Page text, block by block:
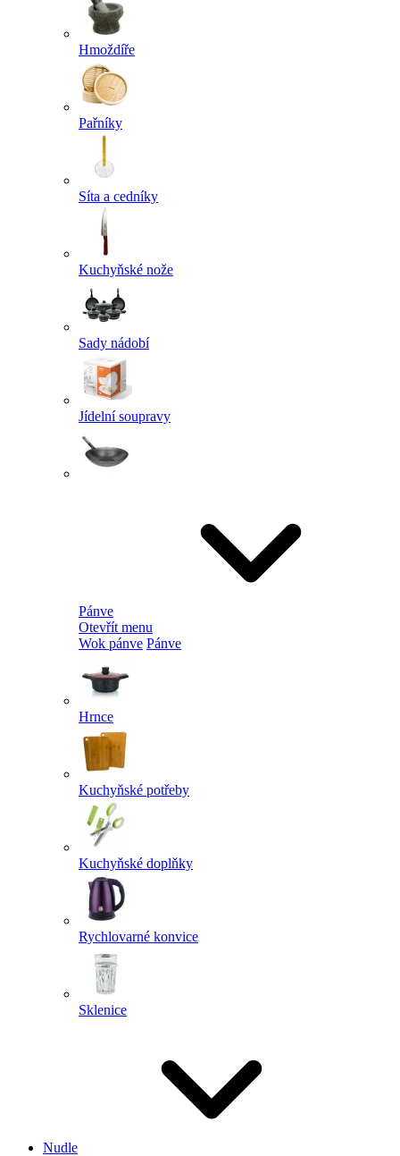
Hmoždíře
Pařníky
Síta a cedníky
Kuchyňské nože
Sady nádobí
Jídelní soupravy
Pánve
Otevřít menu
Wok pánve Pánve
Hrnce
Kuchyňské potřeby
Kuchyňské doplňky
Rychlovarné konvice
Sklenice
Nudle